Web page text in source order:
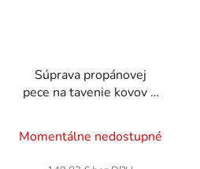
Súprava propánovej
pece na tavenie kovov 8
kliešťami
Momentálne nedostupné